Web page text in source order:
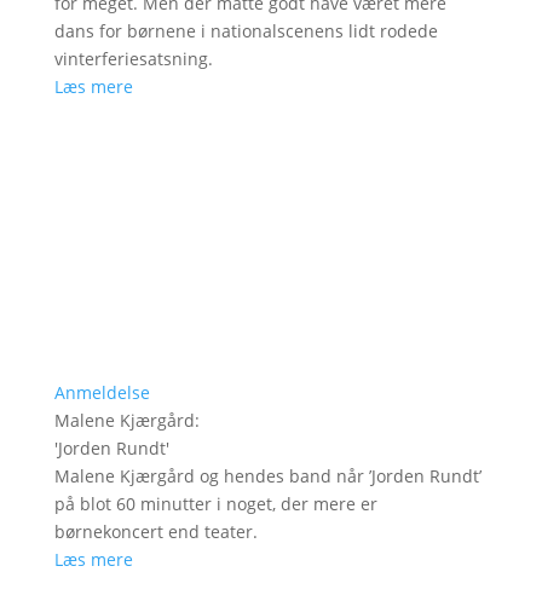
dans for børnene i nationalscenens lidt rodede
vinterferiesatsning.
Læs mere
Anmeldelse
Malene Kjærgård:
'Jorden Rundt'
Malene Kjærgård og hendes band når ’Jorden Rundt’
på blot 60 minutter i noget, der mere er
børnekoncert end teater.
Læs mere